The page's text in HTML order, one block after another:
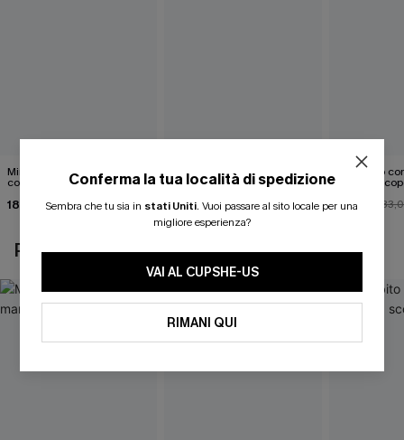
Mini abito senza maniche
con colletto nero
18,90 €
Abito monospalla con
cintura e stampa a foglie
26,90 €
Mini abito
schiena
26,00 €
POTREBBE INTERESSARTI ANCHE
Conferma la tua località di spedizione
Sembra che tu sia in stati Uniti. Vuoi passare al sito locale per una
migliore esperienza?
VAI AL CUPSHE-US
RIMANI QUI